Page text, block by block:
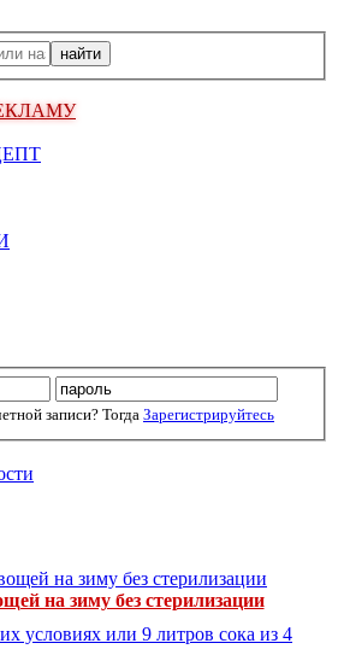
записи? Тогда Зарегистрируйтесь
на зиму без стерилизации